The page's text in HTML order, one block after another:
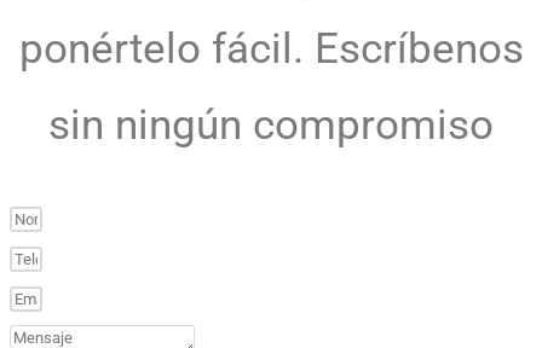
ponértelo fácil. Escríbenos
sin ningún compromiso